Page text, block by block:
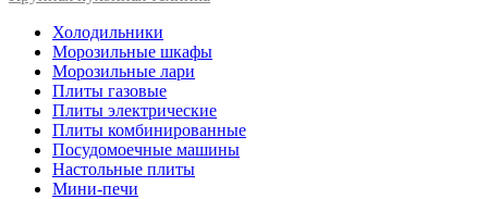
Холодильники
Морозильные шкафы
Морозильные лари
Плиты газовые
Плиты электрические
Плиты комбинированные
Посудомоечные машины
Настольные плиты
Мини-печи